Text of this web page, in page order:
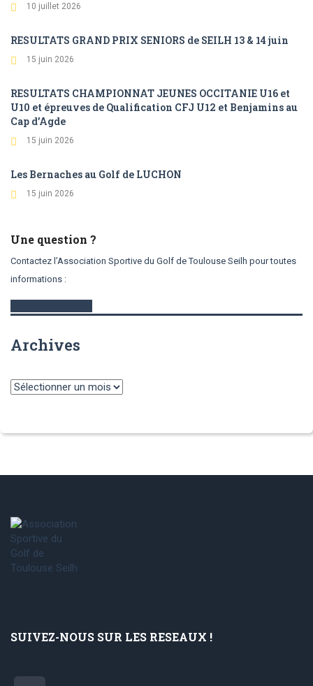
10 juillet 2026
RESULTATS GRAND PRIX SENIORS de SEILH 13 & 14 juin
15 juin 2026
RESULTATS CHAMPIONNAT JEUNES OCCITANIE U16 et
U10 et épreuves de Qualification CFJ U12 et Benjamins au
Cap d’Agde
15 juin 2026
Les Bernaches au Golf de LUCHON
15 juin 2026
Une question ?
Contactez l’Association Sportive du Golf de Toulouse Seilh pour toutes
informations :
Archives
Archives
SUIVEZ-NOUS SUR LES RESEAUX !